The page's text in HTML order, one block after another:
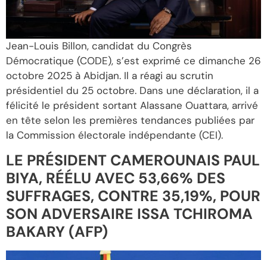
Jean-Louis Billon, candidat du Congrès
Démocratique (CODE), s’est exprimé ce dimanche 26
octobre 2025 à Abidjan. Il a réagi au scrutin
présidentiel du 25 octobre. Dans une déclaration, il a
félicité le président sortant Alassane Ouattara, arrivé
en tête selon les premières tendances publiées par
la Commission électorale indépendante (CEI).
LE PRÉSIDENT CAMEROUNAIS PAUL
BIYA, RÉÉLU AVEC 53,66% DES
SUFFRAGES, CONTRE 35,19%, POUR
SON ADVERSAIRE ISSA TCHIROMA
BAKARY (AFP)